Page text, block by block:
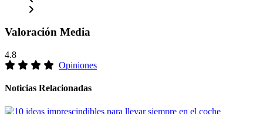
Valoración Media
4.8
Opiniones
Noticias Relacionadas